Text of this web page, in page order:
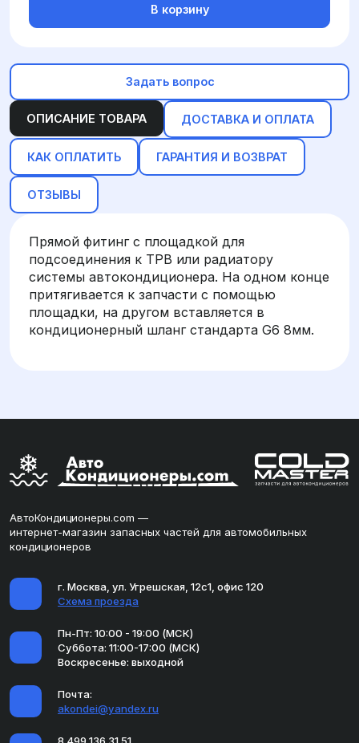
ОПИСАНИЕ ТОВАРА ДОСТАВКА И ОПЛАТА
КАК ОПЛАТИТЬ ГАРАНТИЯ И ВОЗВРАТ
ОТЗЫВЫ
Прямой фитинг с площадкой для
подсоединения к ТРВ или радиатору
системы автокондиционера. На одном конце
притягивается к запчасти с помощью
площадки, на другом вставляется в
кондиционерный шланг стандарта G6 8мм.
В корзину
Задать вопрос
АвтоКондиционеры.com —
интернет-магазин запасных частей для автомобильных
кондиционеров
г. Москва, ул. Угрешская, 12с1, офис 120
Схема проезда
Пн-Пт: 10:00 - 19:00 (МСК)
Суббота: 11:00-17:00 (МСК)
Воскресенье: выходной
Почта:
akondei@yandex.ru